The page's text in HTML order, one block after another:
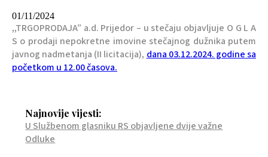
01/11/2024
,,TRGOPRODAJA” a.d. Prijedor – u stečaju objavljuje O G L A
S o prodaji nepokretne imovine stečajnog dužnika putem
javnog nadmetanja (II licitacija), dana 03.12.2024. godine sa
početkom u 12.00 časova.
Najnovije vijesti:
U Službenom glasniku RS objavljene dvije važne
Odluke